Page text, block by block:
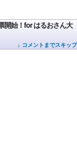
開始！for はるおさん大
↓ コメントまでスキップ